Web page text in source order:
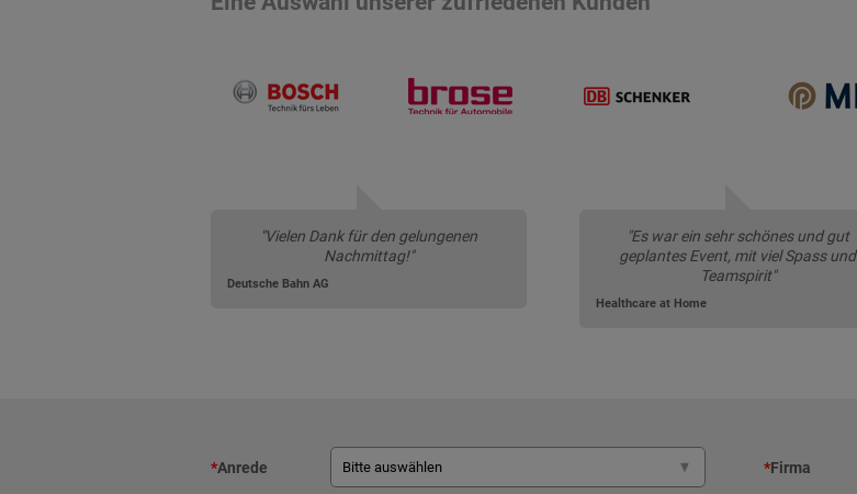
"Vielen Dank für den gelungenen
Nachmittag!"
Deutsche Bahn AG
"Es war ein sehr schönes und gut
geplantes Event, mit viel Spass und
Teamspirit"
Healthcare at Home
*Anrede *Firma